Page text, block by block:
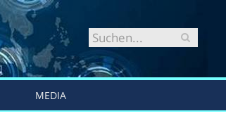
MEDIA